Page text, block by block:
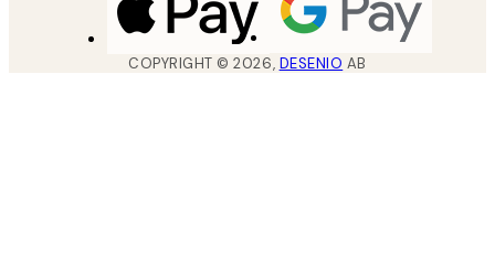
COPYRIGHT ©2026, DESENIO AB